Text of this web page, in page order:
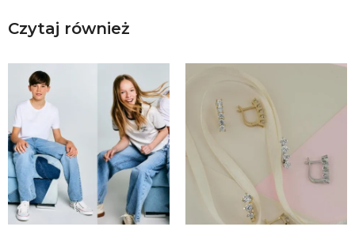
Czytaj również